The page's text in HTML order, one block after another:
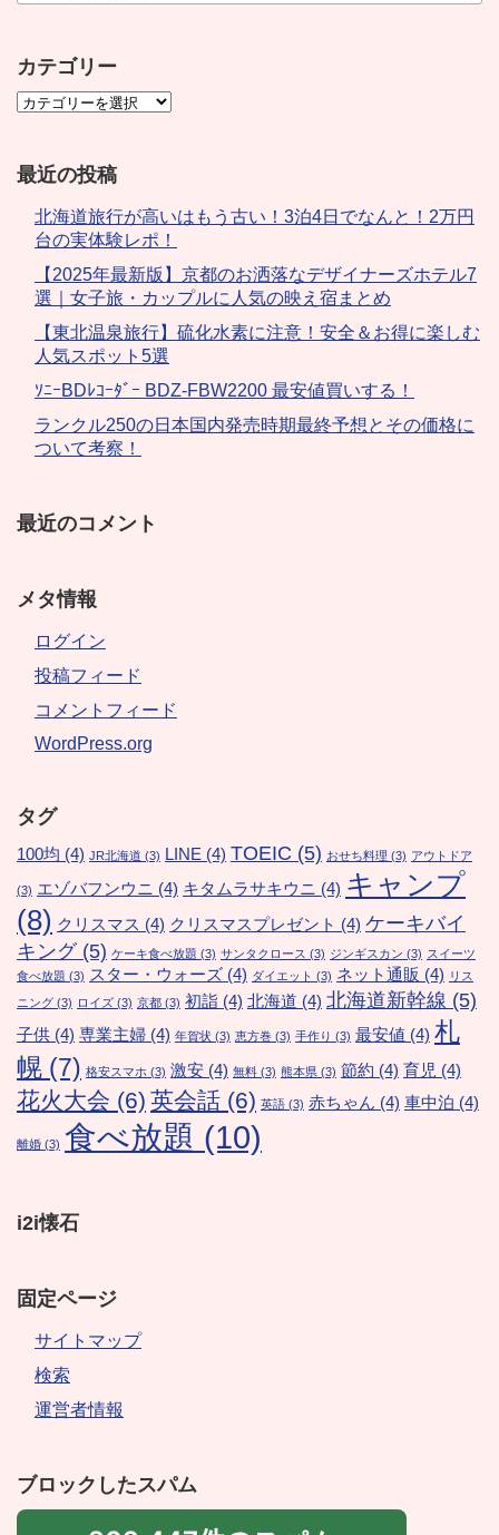
カテゴリー
最近の投稿
北海道旅行が高いはもう古い！3泊4日でなんと！2万円
台の実体験レポ！
【2025年最新版】京都のお洒落なデザイナーズホテル7
選｜女子旅・カップルに人気の映え宿まとめ
【東北温泉旅行】硫化水素に注意！安全＆お得に楽しむ
人気スポット5選
ｿﾆｰBDﾚｺｰﾀﾞｰ BDZ-FBW2200 最安値買いする！
ランクル250の日本国内発売時期最終予想とその価格に
ついて考察！
最近のコメント
メタ情報
ログイン
投稿フィード
コメントフィード
WordPress.org
タグ
100均 (4) JR北海道 (3) LINE (4) TOEIC (5) おせち料理 (3) アウトドア
(3) エゾバフンウニ (4) キタムラサキウニ (4) キャンプ
(8) クリスマス (4) クリスマスプレゼント (4) ケーキバイ
キング(5) ケーキ食べ放題 (3) サンタクロース (3) ジンギスカン (3) スイーツ
食べ放題 (3) スター・ウォーズ (4) ダイエット (3) ネット通販 (4) リス
ニング (3) ロイズ (3) 京都 (3) 初詣 (4) 北海道 (4) 北海道新幹線 (5)
子供 (4) 専業主婦 (4) 年賀状 (3) 恵方巻 (3) 手作り (3) 最安値 (4) 札
幌 (7) 格安スマホ (3) 激安 (4) 無料 (3) 熊本県 (3) 節約 (4) 育児 (4)
花火大会 (6) 英会話 (6) 英語 (3) 赤ちゃん (4) 車中泊 (4)
離婚 (3) 食べ放題 (10)
i2i懐石
固定ページ
サイトマップ
検索
運営者情報
ブロックしたスパム